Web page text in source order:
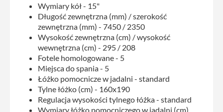
Wymiary kół - 15"
Długość zewnętrzna (mm) / szerokość
zewnętrzna (mm) - 7450 / 2350
Wysokość zewnętrzna (cm) / wysokość
wewnętrzna (cm) - 295 / 208
Fotele homologowane - 5
Miejsca do spania - 5
Łóżko pomocnicze w jadalni - standard
Tylne łóżko (cm) - 160x190
Regulacja wysokości tylnego łóżka - standard
Wymiary łóżko pomocniczego w jadalni (cm)